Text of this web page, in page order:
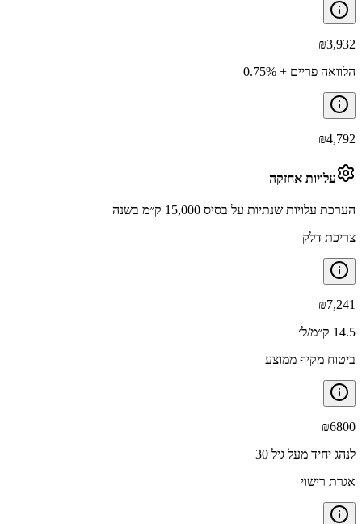
₪3,932
הלוואה פריים + 0.75%
₪4,792
עלויות אחזקה
הערכת עלויות שנתיות על בסיס 15,000 ק״מ בשנה
צריכת דלק
₪7,241
14.5 ק״מ/ל׳
ביטוח מקיף ממוצע
₪6800
לנהג יחיד מעל גיל 30
אגרת רישוי